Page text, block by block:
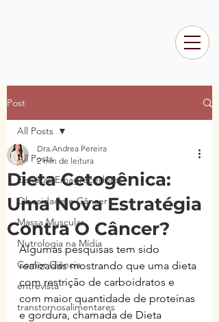
Post
All Posts
Canetas Emagrecedoras
Obesidade e Câncer
Massa Muscular
Nutrologia na Mídia
Comer Ciência
entrevista
transtornosalimentares
All Posts
Dieta Cetogênica:
Uma Nova Estratégia
Contra O Câncer?
Dra.Andrea Pereira
2 min de leitura
Algumas pesquisas tem sido
realizadas mostrando que uma dieta
com restrição de carboidratos e
com maior quantidade de proteínas
e gordura, chamada de Dieta